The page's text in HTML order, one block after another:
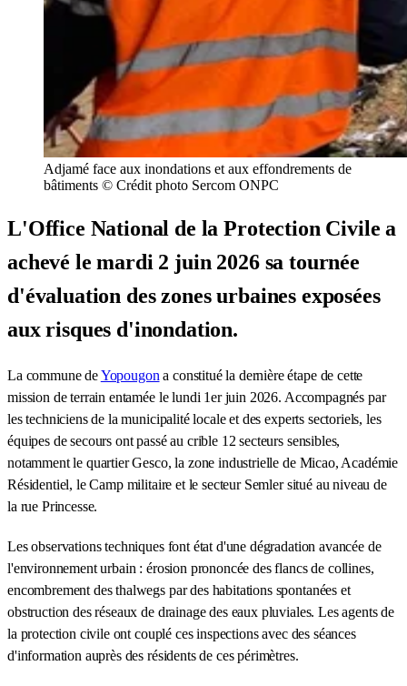
Adjamé face aux inondations et aux effondrements de
bâtiments © Crédit photo Sercom ONPC
L'Office National de la Protection Civile a
achevé le mardi 2 juin 2026 sa tournée
d'évaluation des zones urbaines exposées
aux risques d'inondation.
La commune deYopougon a constitué la dernière étape de cette
mission de terrain entamée le lundi 1er juin 2026. Accompagnés par
les techniciens de la municipalité locale et des experts sectoriels, les
équipes de secours ont passé au crible 12 secteurs sensibles,
notamment le quartier Gesco, la zone industrielle de Micao, Académie
Résidentiel, le Camp militaire et le secteur Semler situé au niveau de
la rue Princesse.
Les observations techniques font état d'une dégradation avancée de
l'environnement urbain : érosion prononcée des flancs de collines,
encombrement des thalwegs par des habitations spontanées et
obstruction des réseaux de drainage des eaux pluviales. Les agents de
la protection civile ont couplé ces inspections avec des séances
d'information auprès des résidents de ces périmètres.